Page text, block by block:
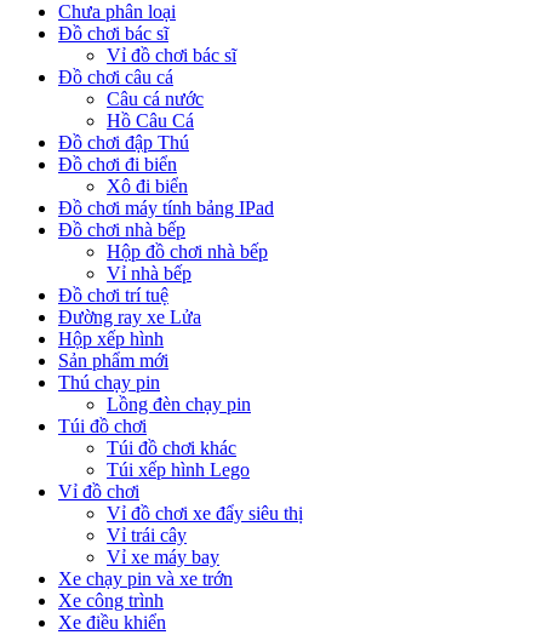
Chưa phân loại
Đồ chơi bác sĩ
Vỉ đồ chơi bác sĩ
Đồ chơi câu cá
Câu cá nước
Hồ Câu Cá
Đồ chơi đập Thú
Đồ chơi đi biển
Xô đi biển
Đồ chơi máy tính bảng IPad
Đồ chơi nhà bếp
Hộp đồ chơi nhà bếp
Vỉ nhà bếp
Đồ chơi trí tuệ
Đường ray xe Lửa
Hộp xếp hình
Sản phẩm mới
Thú chạy pin
Lồng đèn chạy pin
Túi đồ chơi
Túi đồ chơi khác
Túi xếp hình Lego
Vỉ đồ chơi
Vỉ đồ chơi xe đẩy siêu thị
Vỉ trái cây
Vỉ xe máy bay
Xe chạy pin và xe trớn
Xe công trình
Xe điều khiển